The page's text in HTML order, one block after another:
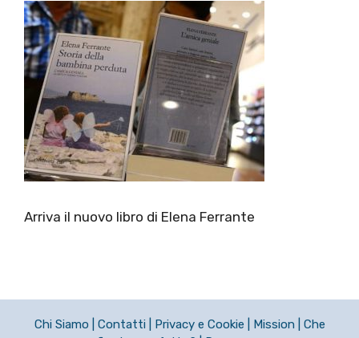
Arriva il nuovo libro di Elena Ferrante
Chi Siamo Contatti Privacy e Cookie Mission
Che